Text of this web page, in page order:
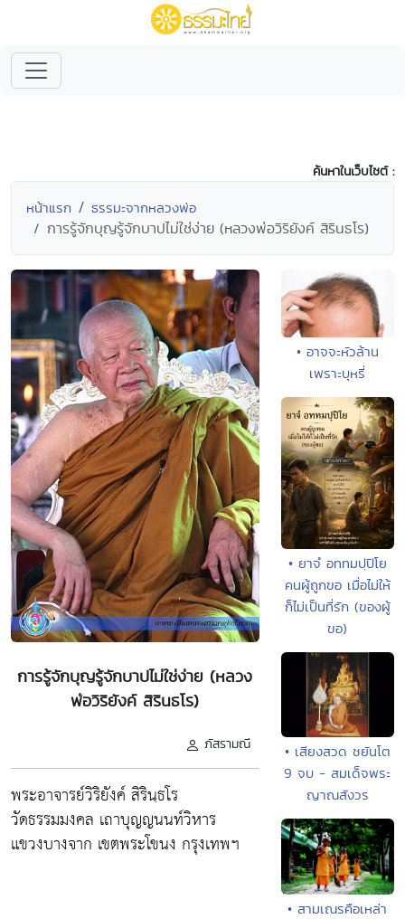
ค้นหาในเว็บไซต์ :
หน้าแรก ธรรมะจากหลวงพ่อ
การรู้จักบุญรู้จักบาปไม่ใช่ง่าย (หลวงพ่อวิริยังค์ สิรินธโร)
การรู้จักบุญรู้จักบาปไม่ใช่ง่าย (หลวง
พ่อวิริยังค์ สิรินธโร)
ภัสรามณี
พระอาจารย์วิริยังค์ สิรินฺธโร
วัดธรรมมงคล เถาบุญญนนท์วิหาร
แขวงบางจาก เขตพระโขนง กรุงเทพฯ
• อาจจะหัวล้าน
เพราะบุหรี่
• ยาจํ อททมปฺปิโย
คนผู้ถูกขอ เมื่อไม่ให้
ก็ไม่เป็นที่รัก (ของผู้
ขอ)
• เสียงสวด ชยันโต
9 จบ - สมเด็จพระ
ญาณสังวร
• สามเณรคือเหล่า